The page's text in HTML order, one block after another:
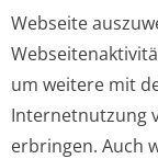
Webseite
um weitere mit
Internetnutzung
erbringen. Auch